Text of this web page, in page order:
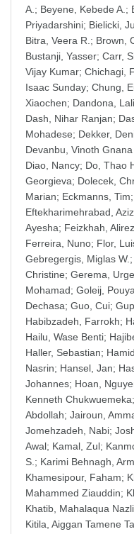
A. ; Beyene, Kebede A. ;
Priyadarshini; Bielicki,
Bitra, Veera R. ; Brown,
Bustanji, Yasser; Carr,
Vijay Kumar; Chichagi,
Isaac Sunday; Chung,
Xiaochen; Dandona,
Dash, Nihar Ranjan;
Mohadese; Dekker,
Devanbu, Vinoth
Diao, Nancy; Do, Thao
Georgieva; Dolecek,
Marian; Eckmanns, Tim;
Eftekharimehrabad, Aziz
Ayesha; Feizkhah,
Ferreira, Nuno; Flor,
Gebregergis, Miglas W. ;
Christine; Gerema, Urge
Mohamad; Goleij, Pouya
Dechasa; Guo, Cui;
Habibzadeh, Farrokh;
Hailu, Wase Benti;
Haller, Sebastian;
Nasrin; Hansel, Jan;
Johannes; Hoan,
Kenneth Chukwuemeka;
Abdollah; Jairoun,
Jomehzadeh, Nabi;
Awal; Kamal, Zul;
S. ; Karimi Behnagh,
Khamesipour, Faham;
Mahammed Ziauddin;
Khatib, Mahalaqua Nazli
Kitila, Aiggan Tamene